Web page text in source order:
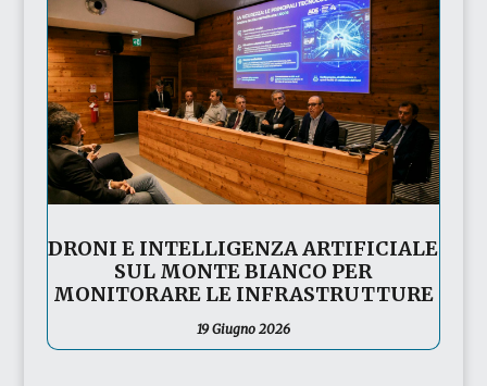
DRONI E INTELLIGENZA ARTIFICIALE
SUL MONTE BIANCO PER
MONITORARE LE INFRASTRUTTURE
19 Giugno 2026